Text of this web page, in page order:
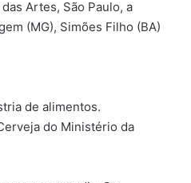
Artes, São Paulo, a
(MG), Simões Filho (BA)
de alimentos.
do Ministério da